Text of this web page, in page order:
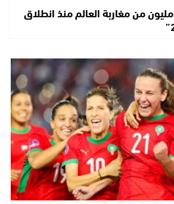
دخول أزيد من 2,7 مليون من مغاربة العالم منذ انطلاق